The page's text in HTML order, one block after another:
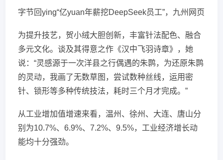
字节回ying“亿yuan年薪挖DeepSeek员工”，九州网页
为提升技艺，贺小绒大胆创新，丰富针法配色、融合
多元文化。谈及其得意之作《汉中飞羽诗章》，她
说：“灵感源于一次洋县之行偶遇的朱鹮，为还原朱鹮
的灵动，我画了无数草图，尝试数种丝线，运用密
针、锁形等多种传统技法，耗时三个月才完成。”
从工业增加值增速来看，温州、徐州、大连、唐山分
别为10.7%、6.9%、7.2%、9.5%，工业经济增长动
能均十分强劲。